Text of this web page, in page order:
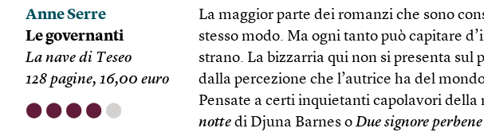
Anne Serre
Le governanti
La nave di Teseo
128 pagine, 16,00 euro
⬤ ⬤ ⬤ ⬤ ⬤
La maggior parte dei romanzi che sono
stesso modo. Ma ogni tanto può capitare
strano. La bizzarria qui non si presenta sul
dalla percezione che l’autrice ha del
Pensate a certi inquietanti capolavori
notte di Djuna Barnes oDue signore perbene